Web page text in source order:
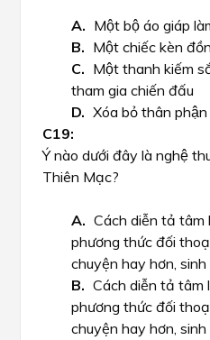
Một bộ áo giáp
Một chiếc kèn
Một thanh kiếm
tham gia chiến đấu
Xóa bỏ thân
Ý nào dưới đây là nghệ
Thiên Mạc?
Cách diễn tả
phương thức đối
chuyện hay hơn,
Cách diễn tả tâm
phương thức đối
chuyện hay hơn,